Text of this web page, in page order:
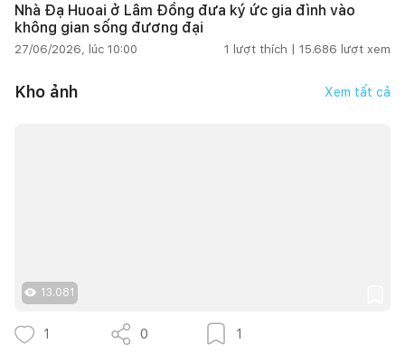
Nhà Đạ Huoai ở Lâm Đồng đưa ký ức gia đình vào
không gian sống đương đại
27/06/2026, lúc 10:00 1 lượt thích | 15.686 lượt xem
Kho ảnh Xem tất cả
13.081
1 0 1